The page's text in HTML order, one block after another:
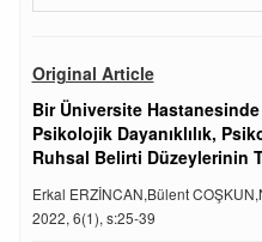
Original Article
Bir Üniversite Hastanesinde
Psikolojik Dayanıklılık,
Ruhsal Belirti Düzeylerinin
Erkal ERZİNCAN,Bülent
2022, 6(1), s:25-39